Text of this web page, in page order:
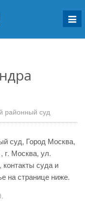
районный суд
суд, Город Москва,
г. Москва, ул.
суда и
на странице ниже.
.